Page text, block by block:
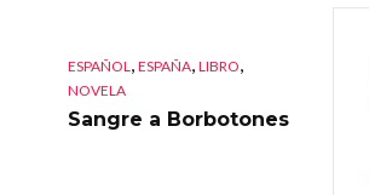
ESPAÑOL , ESPAÑA, LIBRO,
NOVELA
Sangre a Borbotones